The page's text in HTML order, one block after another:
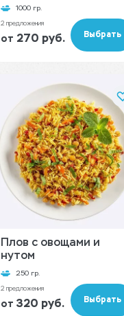
1000 гр.
2 предложения
от 270 руб. Выбрать
Плов с овощами и
нутом
250 гр.
2 предложения
от 320 руб. Выбрать